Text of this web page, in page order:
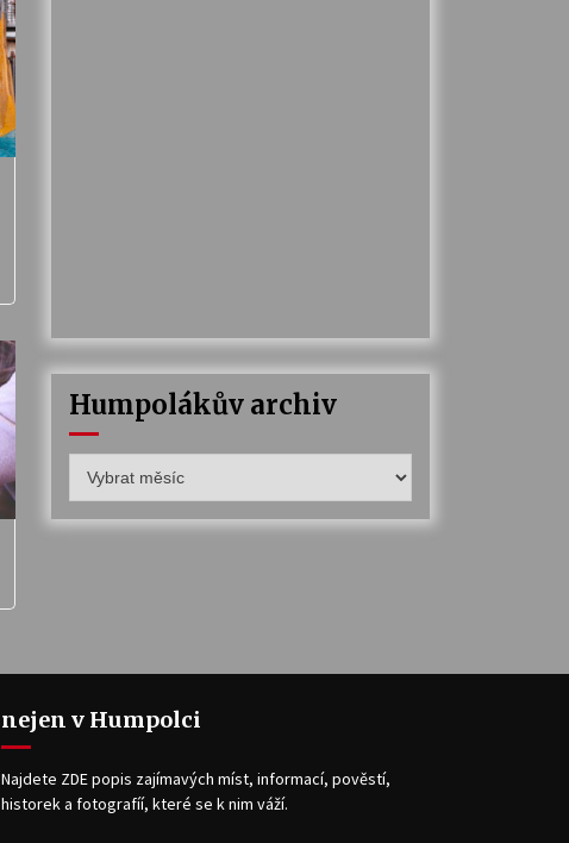
Humpolákův archiv
archiv
nejen v Humpolci
Najdete ZDE popis zajímavých míst, informací, pověstí,
historek a fotografíí, které se k nim váží.